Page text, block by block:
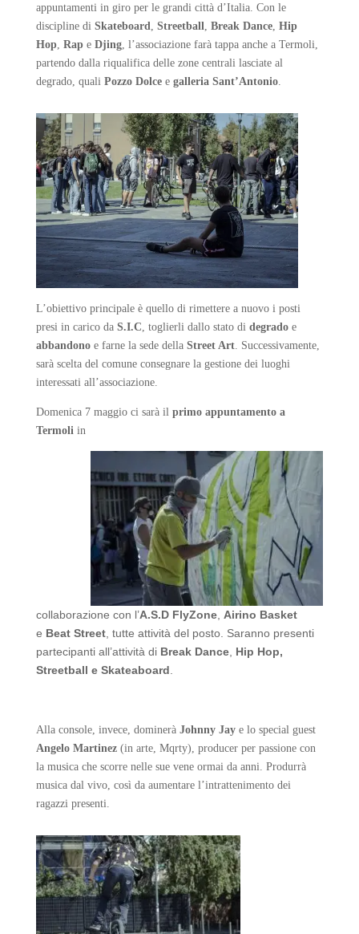
appuntamenti in giro per le grandi città d’Italia. Con le
discipline di Skateboard Streetball Break Dance, Hip
Hop, Rape Djing, l’associazione farà tappa anche a Termoli,
partendo dalla riqualifica delle zone centrali lasciate al
degrado, quali Pozzo Dolcee galleria Sant’Antonio.
L’obiettivo principale è quello di rimettere a nuovo i posti
presi in carico da S.I.C , toglierli dallo stato di degradoe
abbandonoe farne la sede della Street Art. Successivamente,
sarà scelta del comune consegnare la gestione dei luoghi
interessati all’associazione.
Domenica 7 maggio ci sarà il primo appuntamento a
Termoli in
collaborazione con l’A.S.D FlyZone, Airino Basket
e Beat Street, tutte attività del posto. Saranno presenti
partecipanti all’attività di Break Dance, Hip Hop,
Streetball e Skateaboard
Alla console, invece, dominerà Johnny Jaye lo special guest
Angelo Martinez(in arte, Mqrty), producer per passione con
la musica che scorre nelle sue vene ormai da anni. Produrrà
musica dal vivo, così da aumentare l’intrattenimento dei
ragazzi presenti.